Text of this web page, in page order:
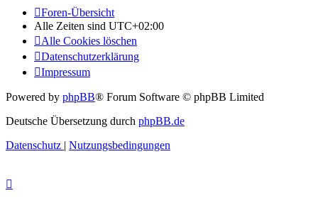
Foren-Übersicht
Alle Zeiten sind UTC+02:00
Alle Cookies löschen
Datenschutzerklärung
Impressum
Powered by phpBB® Forum Software © phpBB Limited
Deutsche Übersetzung durch phpBB.de
Datenschutz | Nutzungsbedingungen